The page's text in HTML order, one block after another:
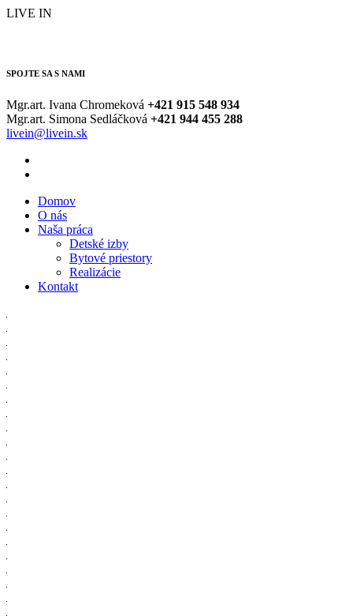
LIVE IN
SPOJTE SA S NAMI
Mgr.art. Ivana Chromeková +421 915 548 934
Mgr.art. Simona Sedláčková +421 944 455 288
livein@livein.sk
Domov
O nás
Naša práca
Detské izby
Bytové priestory
Realizácie
Kontakt